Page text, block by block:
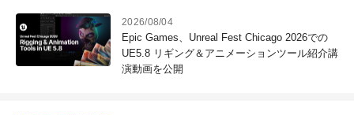
2026/08/04
Epic Games、Unreal Fest Chicago 2026での
UE5.8 リギング＆アニメーションツール紹介講
演動画を公開